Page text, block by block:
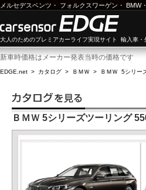
メルセデスベンツ ・ フォルクスワーゲン ・ BMW・
大人のためのプレミアカーライフ実現サイト 輸入車・
新車時価格はメーカー発表当時の価格です
EDGE.net > カタログ > ＢＭＷ > ＢＭＷ 5シリー
ＢＭＷ 5シリーズツーリング